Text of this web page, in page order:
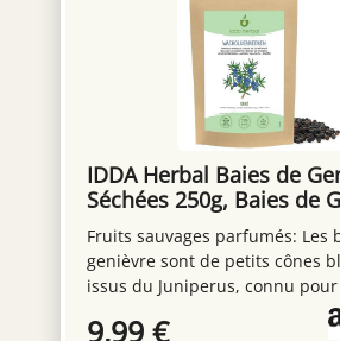
depuis 1988, Bjorg propose
végétales et gourmandes aux
traditionnels, pour vous régaler
augmentant la part de végétal
IDDA Herbal Baies de
Séchées 250g, Baies de
Entières, sans Sucre
Fruits sauvages parfumés: Les
genièvre sont de petits cônes
issus du Juniperus, connu
prononcée de pin avec de
poivrées. Traditionnellement
9,99 €